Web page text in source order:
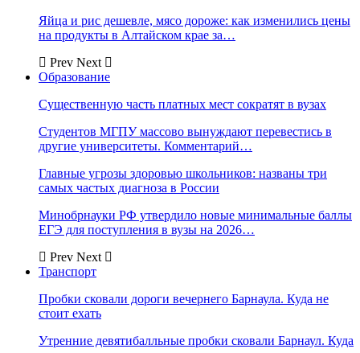
Яйца и рис дешевле, мясо дороже: как изменились цены
на продукты в Алтайском крае за…
Prev Next
Образование
Существенную часть платных мест сократят в вузах
Студентов МГПУ массово вынуждают перевестись в
другие университеты. Комментарий…
Главные угрозы здоровью школьников: названы три
самых частых диагноза в России
Минобрнауки РФ утвердило новые минимальные баллы
ЕГЭ для поступления в вузы на 2026…
Prev Next
Транспорт
Пробки сковали дороги вечернего Барнаула. Куда не
стоит ехать
Утренние девятибалльные пробки сковали Барнаул. Куда